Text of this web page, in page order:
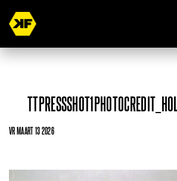
VR MAART 13 2026